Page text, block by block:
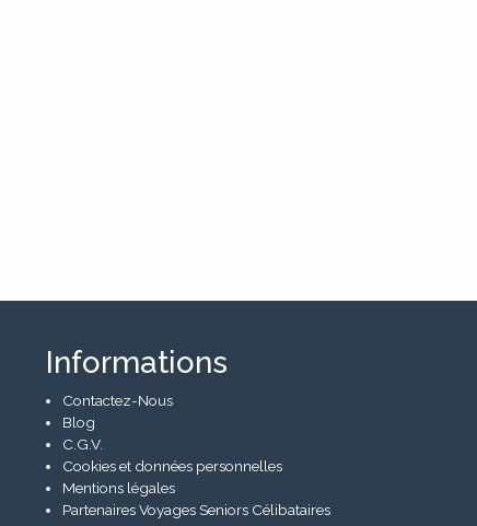
Informations
Contactez-Nous
Blog
C.G.V.
Cookies et données personnelles
Mentions légales
Partenaires Voyages Seniors Célibataires